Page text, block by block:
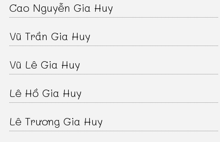
Cao Nguyễn Gia Huy
Vũ Trần Gia Huy
Vũ Lê Gia Huy
Lê Hồ Gia Huy
Lê Trương Gia Huy